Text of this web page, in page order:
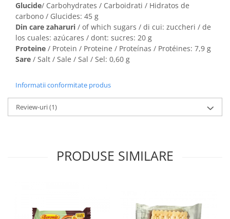
Glucide/ Carbohydrates / Carboidrati / Hidratos de
carbono / Glucides: 45 g
Din care zaharuri / of which sugars / di cui: zuccheri / de
los cuales: azúcares / dont: sucres: 20 g
Proteine / Protein / Proteine / Proteínas / Protéines: 7,9 g
Sare / Salt / Sale / Sal / Sel: 0,60 g
Informatii conformitate produs
Review-uri(1)
PRODUSE SIMILARE